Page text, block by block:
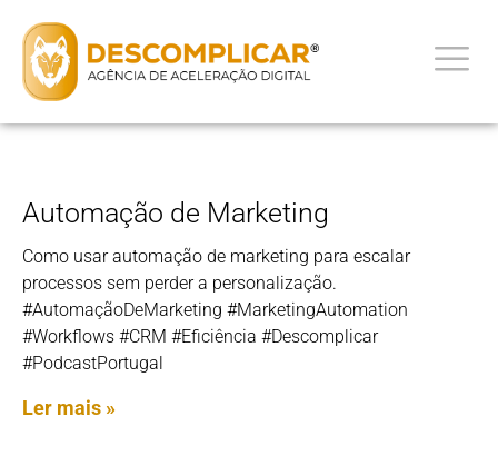
Automação de Marketing
Como usar automação de marketing para escalar
processos sem perder a personalização.
#AutomaçãoDeMarketing #MarketingAutomation
#Workflows #CRM #Eficiência #Descomplicar
#PodcastPortugal
Ler mais »